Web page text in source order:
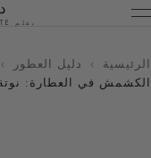
بقلم SYLVAINE DELACOURTE
الرئيسية › دليل العطور ›
الكشمش في العطارة: